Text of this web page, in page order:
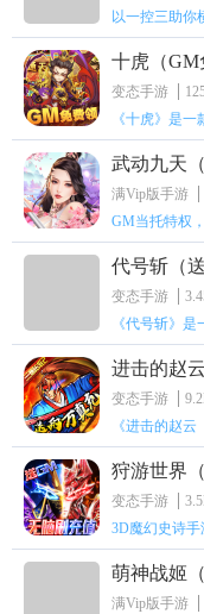
以一控三助你
十虎（GM
变态手游
《十虎》是
武动九天
满Vip版手游
GM当托特权
代号斩（
变态手游
进击的赵
变态手游
《进击的赵
狩游世界
变态手游
3D魔幻史诗手
萌神战姬
满Vip版手游